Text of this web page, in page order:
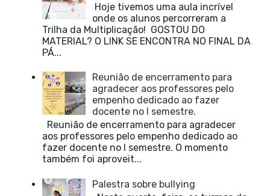
Hoje tivemos uma aula incrível
onde os alunos percorreram a
Trilha da Multiplicação! GOSTOU DO
MATERIAL? O LINK SE ENCONTRA NO FINAL DA
PÁ...
Reunião de encerramento para
agradecer aos professores pelo
empenho dedicado ao fazer
docente no I semestre.
Reunião de encerramento para agradecer
aos professores pelo empenho dedicado ao
fazer docente no I semestre. O momento
também foi aproveit...
Palestra sobre bullying